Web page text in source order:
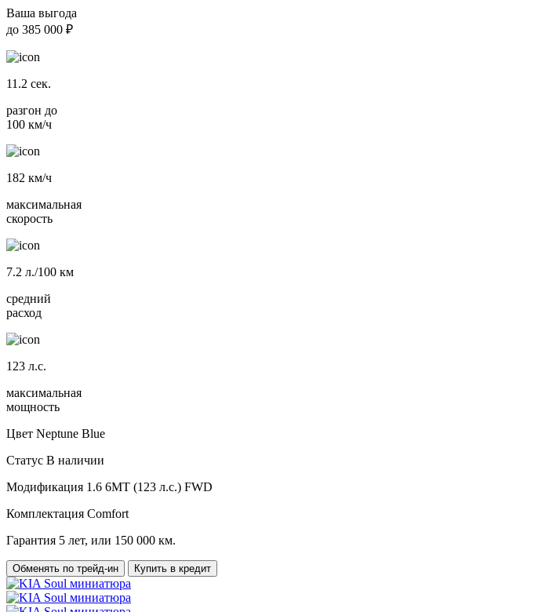
Ваша выгода
до 385 000 ₽
11.2 сек.
разгон до
100 км/ч
182 км/ч
максимальная
скорость
7.2 л./100 км
средний
расход
123 л.с.
максимальная
мощность
Цвет Neptune Blue
Статус В наличии
Модификация 1.6 6МТ (123 л.с.) FWD
Комплектация Comfort
Гарантия 5 лет, или 150 000 км.
Обменять по трейд-ин Купить в кредит